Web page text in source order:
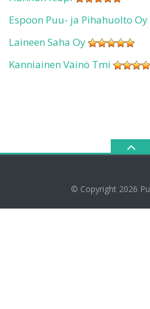
Espoon Puu- ja Pihahuolto Oy
Laineen Saha Oy
Kanniainen Väinö Tmi
© Copyright 2026